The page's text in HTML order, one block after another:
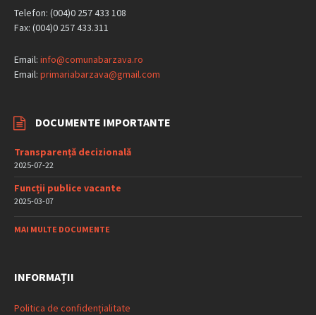
Telefon: (004)0 257 433 108
Fax: (004)0 257 433.311
Email: info@comunabarzava.ro
Email: primariabarzava@gmail.com
DOCUMENTE IMPORTANTE
Transparență decizională
2025-07-22
Funcții publice vacante
2025-03-07
MAI MULTE DOCUMENTE
INFORMAȚII
Politica de confidențialitate